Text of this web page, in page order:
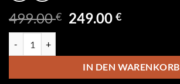
499.00€ Ursprünglicher
499.00 €
249.00€Aktueller
249.00 €.
IN DEN WARENKORB